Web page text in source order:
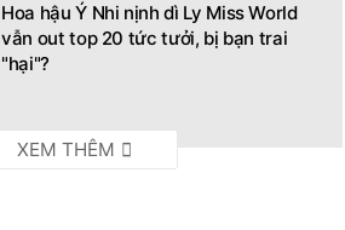
Hoa hậu Ý Nhi nịnh dì Ly Miss World
vẫn out top 20 tức tưởi, bị bạn trai
"hại"?